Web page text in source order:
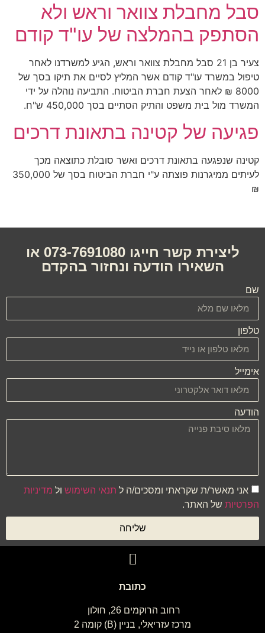
סבל מחבלת צוואר וראש ולא
הסתפק בהמלצה של עו"ד קודם
צעיר בן 21 סבל מחבלת צוואר וראש, הגיע למשרדנו לאחר
טיפול במשרד עו"ד קודם אשר המליץ לסיים את תיקו בסך של
8000 ₪ לאחר הצעת חברת הביטוח. התביעה נוהלה על ידי
המשרד מול בית משפט והתיק הסתיים בסך 450,000 ש"ח.
פגיעה של קטינה בתאונת דרכים
קטינה שנפגעה בתאונת דרכים ואשר סובלת כתוצאה מכך
לעיתים ממיגרנות פוצתה ע"י חברת הביטוח בסך של 350,000
₪
ליצירת קשר חייגו 073-7691080 או
השאירו הודעה ונחזור בהקדם
שם
טלפון
אימייל
הודעה
אני מאשר/ת שקראתי ומסכים/ה ל תנאי השימוש ול מדיניות
הפרטיות של האתר.
שליחה
כתובת
רחוב הרוקמים 26, חולון
מרכז עזריאלי, בניין (B) קומה 2